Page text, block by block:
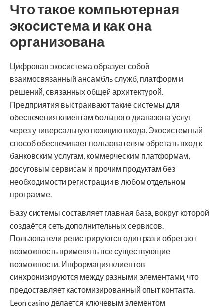
Что такое компьютерная
экосистема и как она
организована
Цифровая экосистема образует собой
взаимосвязанный ансамбль служб, платформ и
решений, связанных общей архитектурой.
Предприятия выстраивают такие системы для
обеспечения клиентам большого диапазона услуг
через универсальную позицию входа. Экосистемный
способ обеспечивает пользователям обретать вход к
банковским услугам, коммерческим платформам,
досуговым сервисам и прочим продуктам без
необходимости регистрации в любом отдельном
программе.
Базу системы составляет главная база, вокруг которой
создаётся сеть дополнительных сервисов.
Пользователи регистрируются один раз и обретают
возможность применять все существующие
возможности. Информация клиентов
синхронизируются между разными элементами, что
предоставляет кастомизированный опыт контакта.
Leon casino делается ключевым элементом